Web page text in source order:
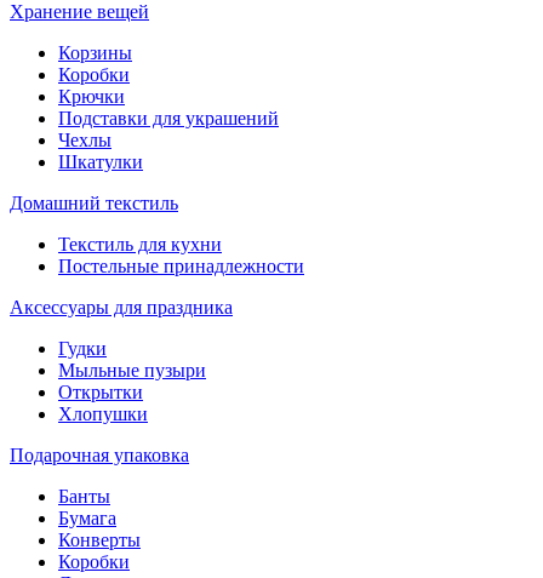
Хранение вещей
Корзины
Коробки
Крючки
Подставки для украшений
Чехлы
Шкатулки
Домашний текстиль
Текстиль для кухни
Постельные принадлежности
Аксессуары для праздника
Гудки
Мыльные пузыри
Открытки
Хлопушки
Подарочная упаковка
Банты
Бумага
Конверты
Коробки